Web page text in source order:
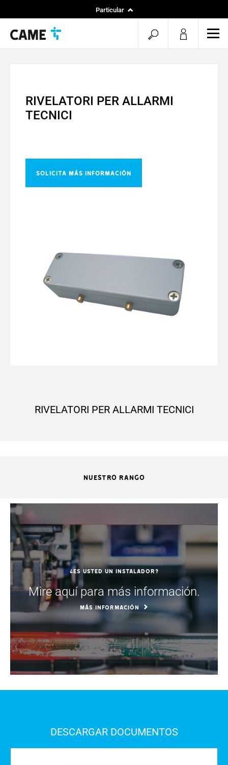
Particular
RIVELATORI PER ALLARMI
TECNICI
Solicita más información
RIVELATORI PER ALLARMI TECNICI
NUESTRO RANGO
¿Es usted un instalador?
Mire aquí para más información.
MÁS INFORMACIÓN
DESCARGAR DOCUMENTOS